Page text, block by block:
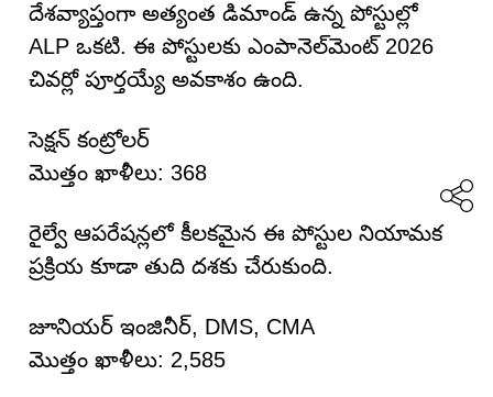
దేశవ్యాప్తంగా అత్యంత డిమాండ్ ఉన్న పోస్టుల్లో
ALP ఒకటి. ఈ పోస్టులకు ఎంపానెల్‌మెంట్ 2026
చివర్లో పూర్తయ్యే అవకాశం ఉంది.
సెక్షన్ కంట్రోలర్
మొత్తం ఖాళీలు: 368
రైల్వే ఆపరేషన్లలో కీలకమైన ఈ పోస్టుల నియామక
ప్రక్రియ కూడా తుది దశకు చేరుకుంది.
జూనియర్ ఇంజినీర్, DMS, CMA
మొత్తం ఖాళీలు: 2,585